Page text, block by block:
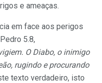
e ameaças.
em face aos perigos
5.8,
O Diabo, o inimigo
rugindo e procurando
texto verdadeiro, isto